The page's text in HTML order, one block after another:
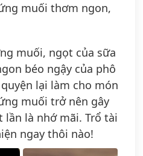
muối thơm ngon,
muối, ngọt của sữa
béo ngậy của phô
lại làm cho món
muối trở nên gây
lần là nhớ mãi. Trổ tài
ngay thôi nào!